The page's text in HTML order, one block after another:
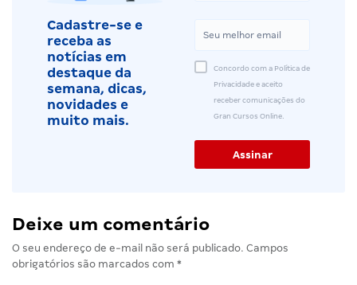
Cadastre-se e
receba as
notícias em
destaque da
semana, dicas,
novidades e
muito mais.
Concordo com a Política de
Privacidade e aceito
receber comunicações do
Gran Cursos Online.
Deixe um comentário
O seu endereço de e-mail não será publicado. Campos
obrigatórios são marcados com *